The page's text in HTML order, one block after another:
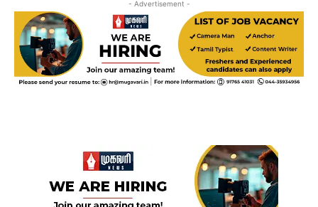
- Advertisement -